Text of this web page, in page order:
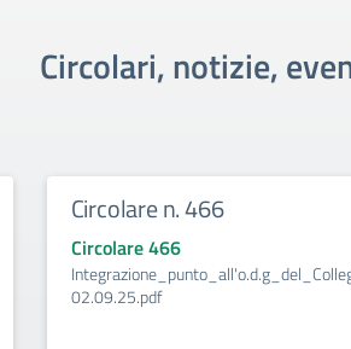
Circolari, notizie,
Circolare n. 466
Circolare 466
02.09.25.pdf